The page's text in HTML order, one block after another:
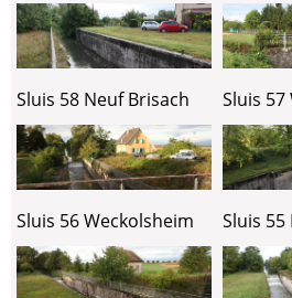
Sluis 58 Neuf Brisach Sluis
Sluis 56 Weckolsheim Sluis